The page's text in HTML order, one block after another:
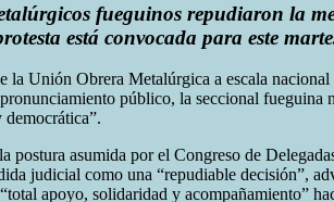
fueguinos repudiaron la
está convocada para este
Unión Obrera Metalúrgica a escala
público, la seccional
asumida por el Congreso de
judicial como una “repudiable decisión”,
apoyo, solidaridad y acompañamiento”